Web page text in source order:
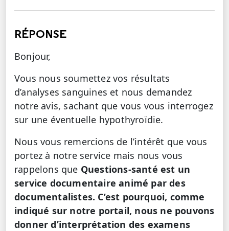
RÉPONSE
Bonjour,
Vous nous soumettez vos résultats
d’analyses sanguines et nous demandez
notre avis, sachant que vous vous interrogez
sur une éventuelle hypothyroïdie.
Nous vous remercions de l’intérêt que vous
portez à notre service mais nous vous
rappelons que Questions-santé est un
service documentaire animé par des
documentalistes. C’est pourquoi, comme
indiqué sur notre portail, nous ne pouvons
donner d’interprétation des examens